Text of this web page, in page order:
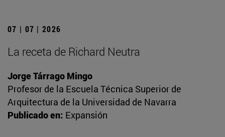
07 | 07 | 2026
La receta de Richard Neutra
Jorge Tárrago Mingo
Profesor de la Escuela Técnica Superior de
Arquitectura de la Universidad de Navarra
Publicado en: Expansión